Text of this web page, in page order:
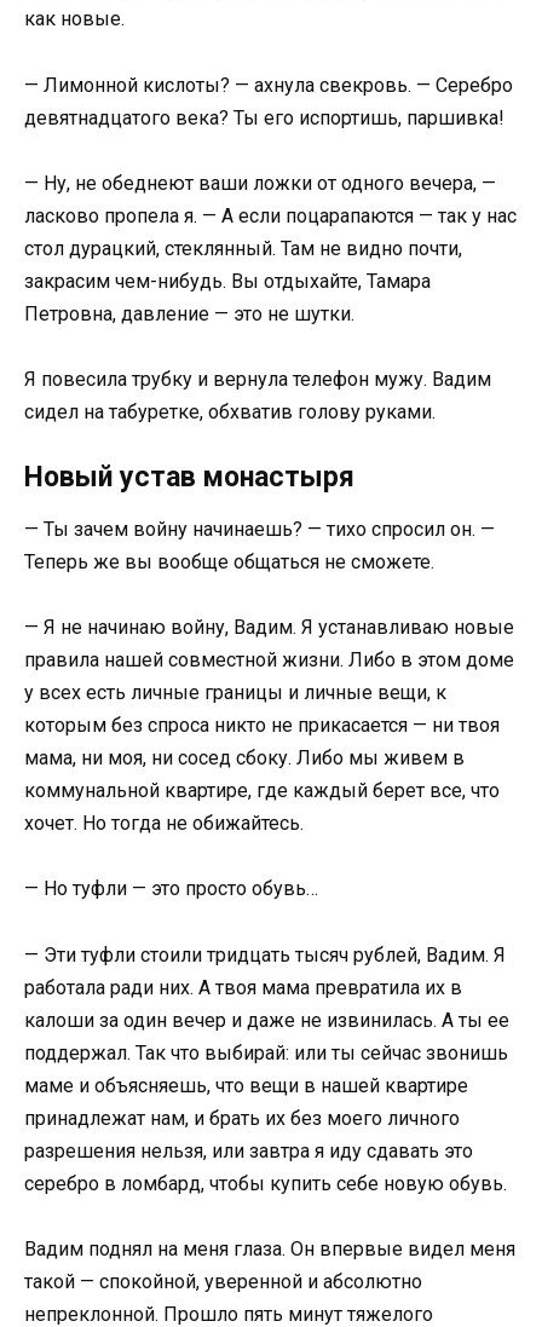
как новые.
— Лимонной кислоты? — ахнула свекровь. — Серебро
девятнадцатого века? Ты его испортишь, паршивка!
— Ну, не обеднеют ваши ложки от одного вечера, —
ласково пропела я. — А если поцарапаются — так у нас
стол дурацкий, стеклянный. Там не видно почти,
закрасим чем-нибудь. Вы отдыхайте, Тамара
Петровна, давление — это не шутки.
Я повесила трубку и вернула телефон мужу. Вадим
сидел на табуретке, обхватив голову руками.
Новый устав монастыря
— Ты зачем войну начинаешь? — тихо спросил он. —
Теперь же вы вообще общаться не сможете.
— Я не начинаю войну, Вадим. Я устанавливаю новые
правила нашей совместной жизни. Либо в этом доме
у всех есть личные границы и личные вещи, к
которым без спроса никто не прикасается — ни твоя
мама, ни моя, ни сосед сбоку. Либо мы живем в
коммунальной квартире, где каждый берет все, что
хочет. Но тогда не обижайтесь.
— Но туфли — это просто обувь…
— Эти туфли стоили тридцать тысяч рублей, Вадим. Я
работала ради них. А твоя мама превратила их в
калоши за один вечер и даже не извинилась. А ты ее
поддержал. Так что выбирай: или ты сейчас звонишь
маме и объясняешь, что вещи в нашей квартире
принадлежат нам, и брать их без моего личного
разрешения нельзя, или завтра я иду сдавать это
серебро в ломбард, чтобы купить себе новую обувь.
Вадим поднял на меня глаза. Он впервые видел меня
такой — спокойной, уверенной и абсолютно
непреклонной. Прошло пять минут тяжелого